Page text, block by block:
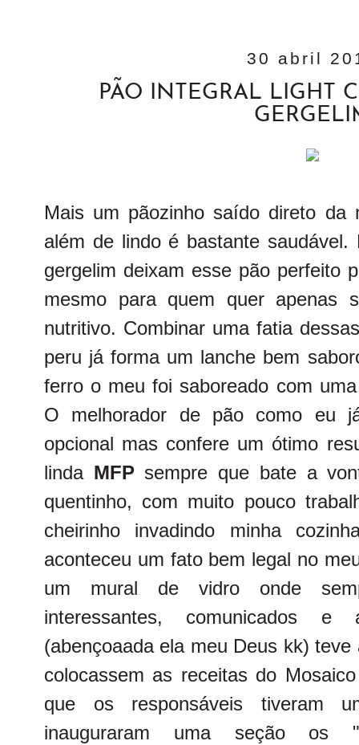
30 abril
PÃO INTEGRAL LIGHT
Mais um pãozinho saído direto da
além de lindo é bastante saudável.
gergelim deixam esse pão perfeito
mesmo para quem quer apenas
nutritivo. Combinar uma fatia
peru já forma um lanche bem
ferro o meu foi saboreado com
O melhorador de pão como eu
opcional mas confere um ótimo
linda MFPsempre que bate a
quentinho, com muito pouco
cheirinho invadindo minha
aconteceu um fato bem legal no
um mural de vidro onde
interessantes, comunicados
(abençoaada ela meu Deus kk)
colocassem as receitas do
que os responsáveis tiveram
inauguraram uma seção os